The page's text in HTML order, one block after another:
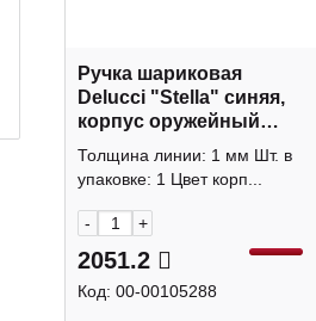
Ручка шариковая
Delucci "Stella" синяя,
корпус оружейный
металл/серебро, в
подар. уп. 1мм
CPs_11413
Толщина линии: 1 мм Шт. в
упаковке: 1 Цвет корп...
- +
2051.2
Код: 00-00105288